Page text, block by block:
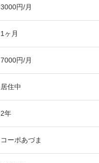
3000円/月
1ヶ月
7000円/月
居住中
2年
コーポあづま